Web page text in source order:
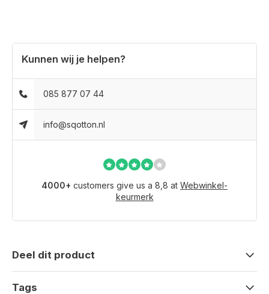
Kunnen wij je helpen?
085 877 07 44
info@sqotton.nl
4000+ customers give us a 8,8 at Webwinkel-
keurmerk
Deel dit product
Tags